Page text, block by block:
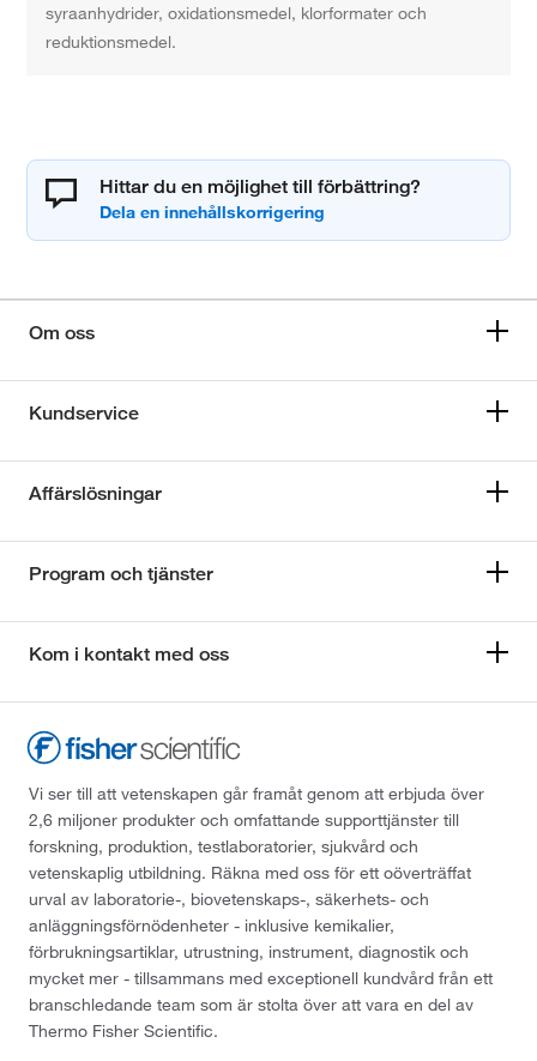
syraanhydrider, oxidationsmedel, klorformater och
reduktionsmedel.
Hittar du en möjlighet till förbättring?
Om oss
Kundservice
Affärslösningar
Program och tjänster
Kom i kontakt med oss
Vi ser till att vetenskapen går framåt genom att erbjuda över
2,6 miljoner produkter och omfattande supporttjänster till
forskning, produktion, testlaboratorier, sjukvård och
vetenskaplig utbildning. Räkna med oss för ett oöverträffat
urval av laboratorie-, biovetenskaps-, säkerhets- och
anläggningsförnödenheter - inklusive kemikalier,
förbrukningsartiklar, utrustning, instrument, diagnostik och
mycket mer - tillsammans med exceptionell kundvård från ett
branschledande team som är stolta över att vara en del av
Thermo Fisher Scientific.